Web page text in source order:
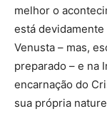
melhor o
está devidamente
Venusta – mas,
preparado – e na
encarnação do
sua própria